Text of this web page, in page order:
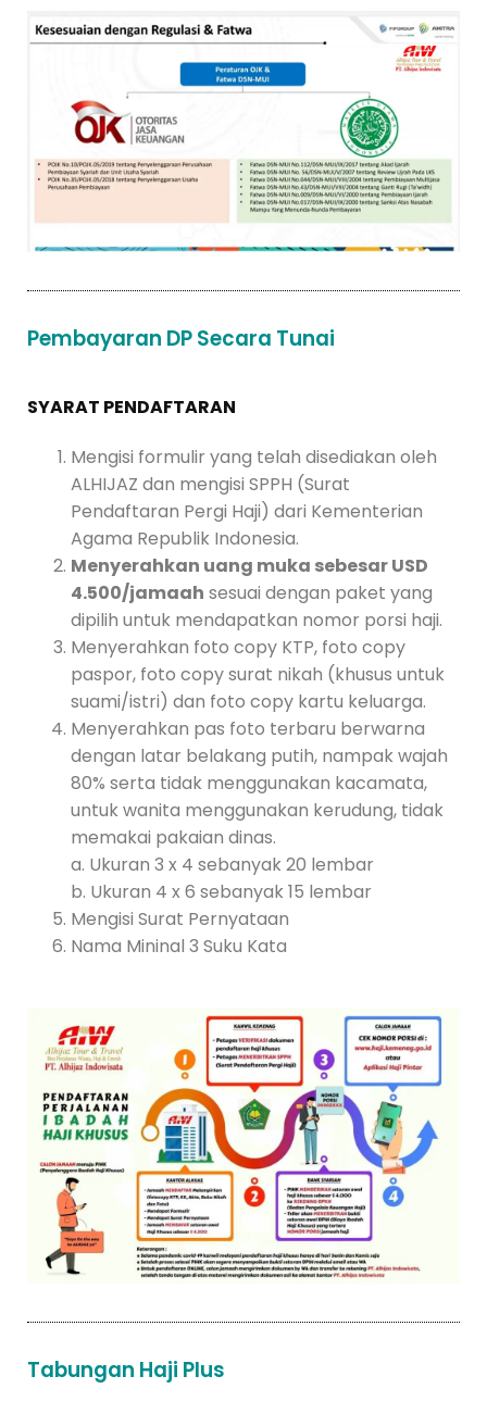
Pembayaran DP Secara Tunai
SYARAT PENDAFTARAN
Mengisi formulir yang telah disediakan oleh
ALHIJAZ dan mengisi SPPH (Surat
Pendaftaran Pergi Haji) dari Kementerian
Agama Republik Indonesia.
Menyerahkan uang muka sebesar USD
4.500/jamaah sesuai dengan paket yang
dipilih untuk mendapatkan nomor porsi haji.
Menyerahkan foto copy KTP, foto copy
paspor, foto copy surat nikah (khusus untuk
suami/istri) dan foto copy kartu keluarga.
Menyerahkan pas foto terbaru berwarna
dengan latar belakang putih, nampak wajah
80% serta tidak menggunakan kacamata,
untuk wanita menggunakan kerudung, tidak
memakai pakaian dinas.
a. Ukuran 3 x 4 sebanyak 20 lembar
b. Ukuran 4 x 6 sebanyak 15 lembar
Mengisi Surat Pernyataan
Nama Mininal 3 Suku Kata
Tabungan Haji Plus